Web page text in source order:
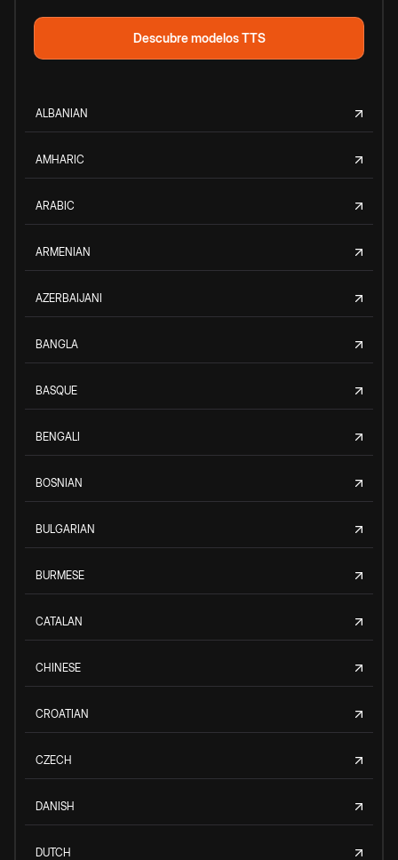
Descubre modelos TTS
ALBANIAN
AMHARIC
ARABIC
ARMENIAN
AZERBAIJANI
BANGLA
BASQUE
BENGALI
BOSNIAN
BULGARIAN
BURMESE
CATALAN
CHINESE
CROATIAN
CZECH
DANISH
DUTCH